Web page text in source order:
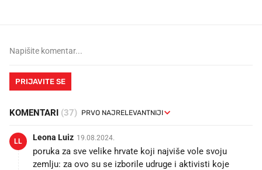
PRIJAVITE SE
KOMENTARI (37)
LL Leona Luiz 19.08.2024.
poruka za sve velike hrvate koji najviše vole svoju
zemlju: za ovo su se izborile udruge i aktivisti koje